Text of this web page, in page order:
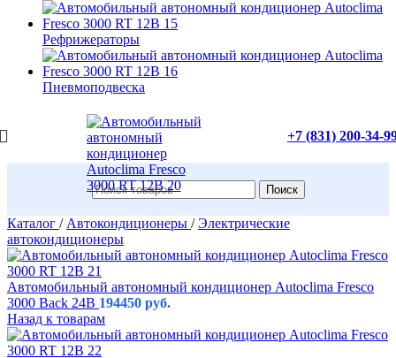
Рефрижераторы
Пневмоподвеска
+7 (831) 200-34-
Поиск
Каталог / Автокондиционеры / Электрические
автокондиционеры
Автомобильный автономный кондиционер Autoclima Fresco
3000 Back 24В 194450 руб.
Назад к товарам